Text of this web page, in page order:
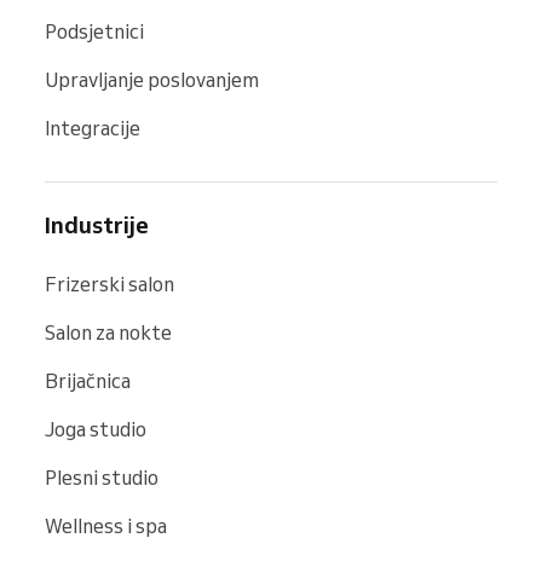
Podsjetnici
Upravljanje poslovanjem
Integracije
Industrije
Frizerski salon
Salon za nokte
Brijačnica
Joga studio
Plesni studio
Wellness i spa